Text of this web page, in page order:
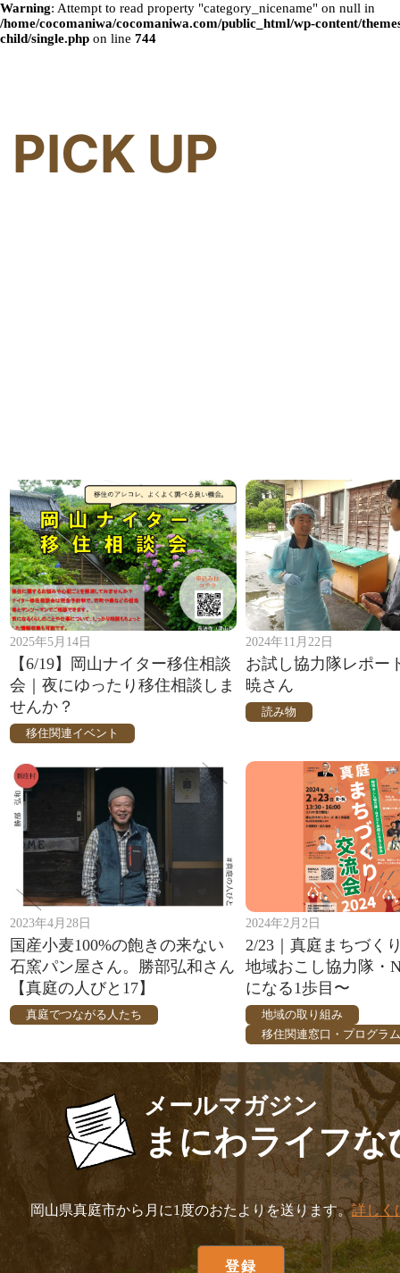
Warning: Attempt to read property "category_nicename" on null in
/home/cocomaniwa/cocomaniwa.com/public_html/wp-content/
child/single.php on line 744
PICK UP
2025年5月14日
【6/19】岡山ナイター移住相談
会｜夜にゆったり移住相談しま
せんか？
移住関連イベント
2024年11月22日
お試し協力隊レポー
暁さん
読み物
2023年4月28日
国産小麦100%の飽きの来ない
石窯パン屋さん。勝部弘和さん
【真庭の人びと17】
真庭でつながる人たち
2024年2月2日
2/23｜真庭まちづく
地域おこし協力隊・
になる1歩目〜
地域の取り組み
移住関連窓口・プログラ
メールマガジン
まにわライフな
岡山県真庭市から月に1度のおたよりを送ります。詳しく